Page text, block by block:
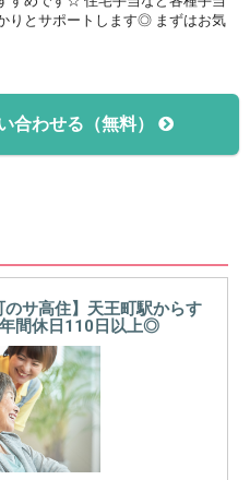
りとサポートします◎ まずはお気
合わせる（無料）
のサ高住】天王町駅からす
間休日110日以上◎